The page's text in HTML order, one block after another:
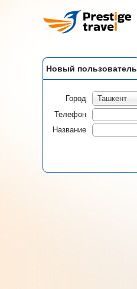
Новый пользователь
Город
Ташкент
Телефон
Название